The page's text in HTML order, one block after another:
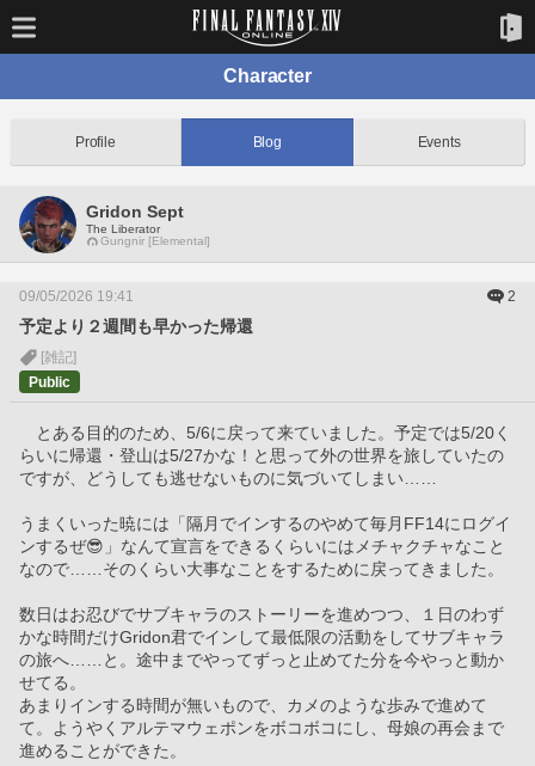
Character
Profile Blog Events
Gridon Sept
The Liberator
Gungnir [Elemental]
09/05/2026 19:41 2
予定より２週間も早かった帰還
[雑記]
Public
とある目的のため、5/6に戻って来ていました。予定では5/20く
らいに帰還・登山は5/27かな！と思って外の世界を旅していたの
ですが、どうしても逃せないものに気づいてしまい……
うまくいった暁には「隔月でインするのやめて毎月FF14にログイ
ンするぜ😎」なんて宣言をできるくらいにはメチャクチャなこと
なので……そのくらい大事なことをするために戻ってきました。
数日はお忍びでサブキャラのストーリーを進めつつ、１日のわず
かな時間だけGridon君でインして最低限の活動をしてサブキャラ
の旅へ……と。途中までやってずっと止めてた分を今やっと動か
せてる。
あまりインする時間が無いもので、カメのような歩みで進めて
て。ようやくアルテマウェポンをボコボコにし、母娘の再会まで
進めることができた。